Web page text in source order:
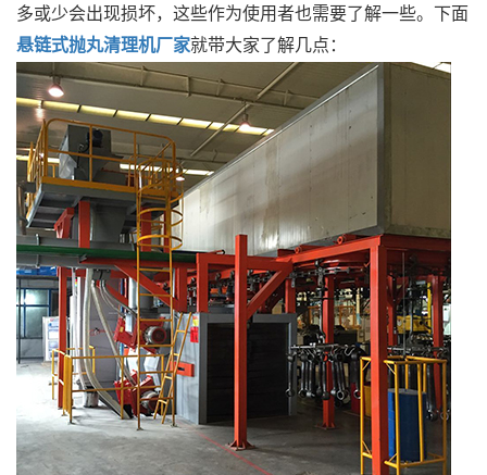
多或少会出现损坏，这些作为使用者也需要了解一些。下面
悬链式抛丸清理机厂家就带大家了解几点：